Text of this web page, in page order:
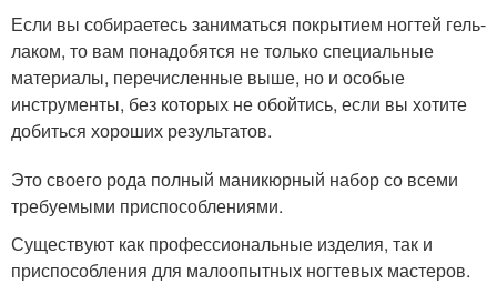
Если вы собираетесь заниматься покрытием ногтей гель-
лаком, то вам понадобятся не только специальные
материалы, перечисленные выше, но и особые
инструменты, без которых не обойтись, если вы хотите
добиться хороших результатов.
Это своего рода полный маникюрный набор со всеми
требуемыми приспособлениями.
Существуют как профессиональные изделия, так и
приспособления для малоопытных ногтевых мастеров.